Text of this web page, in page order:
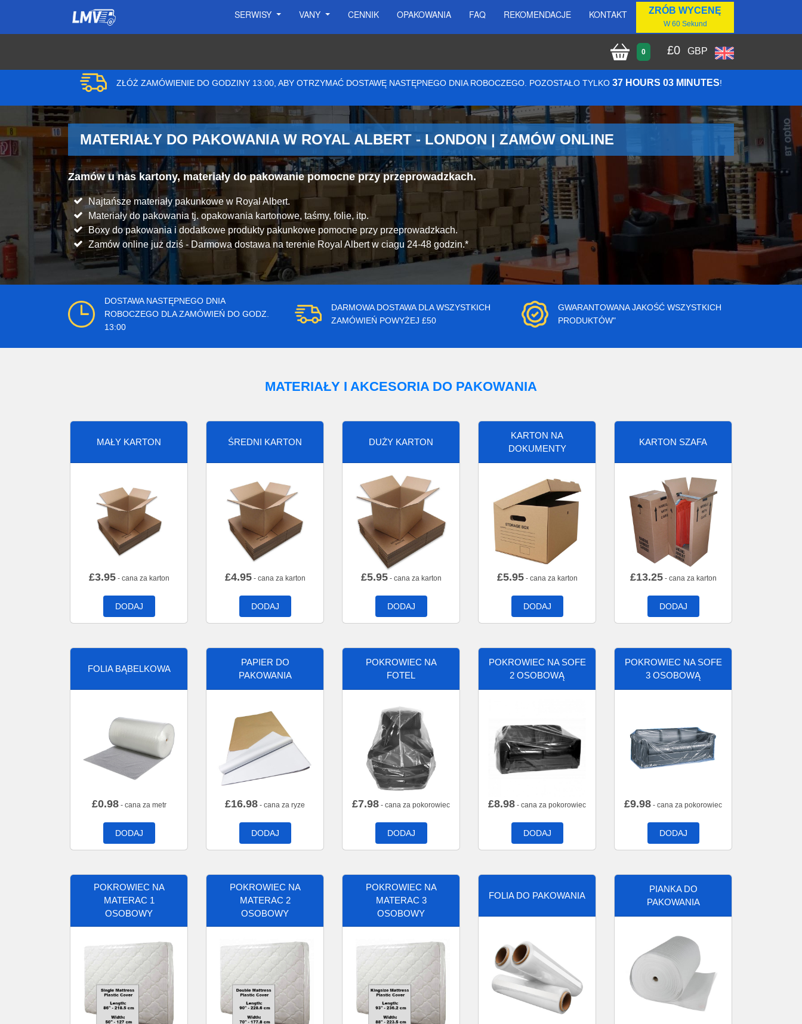
SERWISY VANY CENNIK OPAKOWANIA FAQ REKOMENDACJE KONTAKT ZRÓB WYCENĘ
W 60 Sekund
0 £0 GBP
ZŁÓŻ ZAMÓWIENIE DO GODZINY 13:00, ABY OTRZYMAĆ DOSTAWĘ NASTĘPNEGO DNIA ROBOCZEGO. POZOSTAŁO TYLKO 37 HOURS 03 MINUTES!
MATERIAŁY DO PAKOWANIA W ROYAL ALBERT - LONDON | ZAMÓW ONLINE
Zamów u nas kartony, materiały do pakowanie pomocne przy przeprowadzkach.
Najtańsze materiały pakunkowe w Royal Albert.
Materiały do pakowania tj. opakowania kartonowe, taśmy, folie, itp.
Boxy do pakowania i dodatkowe produkty pakunkowe pomocne przy przeprowadzkach.
Zamów online już dziś - Darmowa dostawa na terenie Royal Albert w ciagu 24-48 godzin.*
DOSTAWA NASTĘPNEGO DNIA
ROBOCZEGO DLA ZAMÓWIEŃ DO GODZ.
13:00
DARMOWA DOSTAWA DLA WSZYSTKICH
ZAMÓWIEŃ POWYŻEJ £50
GWARANTOWANA JAKOŚĆ WSZYSTKICH
PRODUKTÓW"
MATERIAŁY I AKCESORIA DO PAKOWANIA
MAŁY KARTON
£3.95- cana za karton
DODAJ
ŚREDNI KARTON
£4.95- cana za karton
DODAJ
DUŻY KARTON
£5.95- cana za karton
DODAJ
KARTON NA
DOKUMENTY
£5.95- cana za karton
DODAJ
KARTON SZAFA
£13.25- cana za karton
DODAJ
FOLIA BĄBELKOWA
£0.98- cana za metr
DODAJ
PAPIER DO
PAKOWANIA
£16.98 - cana za ryze
DODAJ
POKROWIEC NA
FOTEL
£7.98 - cana za pokorowiec
DODAJ
POKROWIEC NA SOFE
2 OSOBOWĄ
£8.98 - cana za pokorowiec
DODAJ
POKROWIEC NA SOFE
3 OSOBOWĄ
£9.98 - cana za pokorowiec
DODAJ
POKROWIEC NA
MATERAC 1
OSOBOWY
POKROWIEC NA
MATERAC 2
OSOBOWY
POKROWIEC NA
MATERAC 3
OSOBOWY
FOLIA DO PAKOWANIA
PIANKA DO
PAKOWANIA